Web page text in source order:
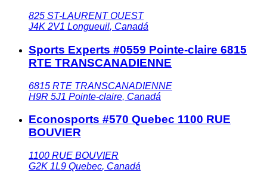
825 ST-LAURENT OUEST
J4K 2V1 Longueuil, Canadá
Sports Experts #0559 Pointe-claire 6815
RTE TRANSCANADIENNE
6815 RTE TRANSCANADIENNE
H9R 5J1 Pointe-claire, Canadá
Econosports #570 Quebec 1100 RUE
BOUVIER
1100 RUE BOUVIER
G2K 1L9 Quebec, Canadá